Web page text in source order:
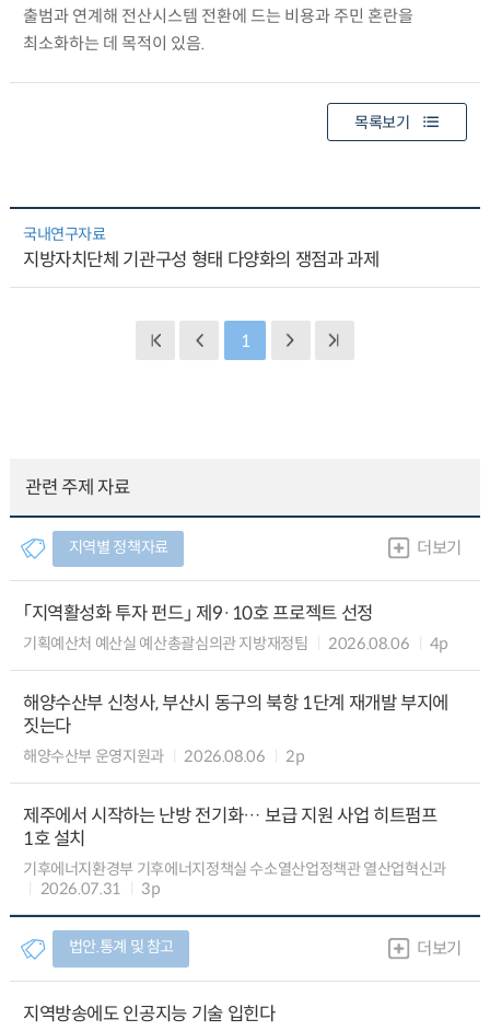
출범과 연계해 전산시스템 전환에 드는 비용과 주민 혼란을
최소화하는 데 목적이 있음.
목록보기
국내연구자료
지방자치단체 기관구성 형태 다양화의 쟁점과 과제
1
관련 주제 자료
지역별 정책자료 더보기
「지역활성화 투자 펀드」 제9·10호 프로젝트 선정
기획예산처 예산실 예산총괄심의관 지방재정팀 2026.08.06 4p
해양수산부 신청사, 부산시 동구의 북항 1단계 재개발 부지에
짓는다
해양수산부 운영지원과 2026.08.06 2p
제주에서 시작하는 난방 전기화… 보급 지원 사업 히트펌프
1호 설치
기후에너지환경부 기후에너지정책실 수소열산업정책관 열산업혁신과
2026.07.31
3p
법안.통계 및 참고 더보기
지역방송에도 인공지능 기술 입힌다